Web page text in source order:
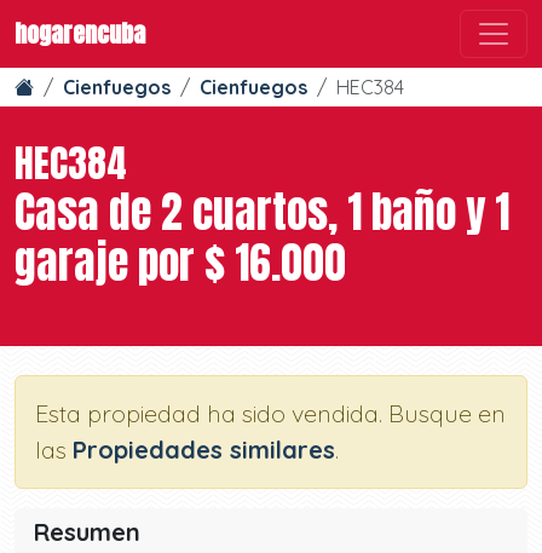
hogarencuba
Cienfuegos Cienfuegos HEC384
HEC384
Casa de 2 cuartos, 1 baño y 1
garaje por $ 16.000
Esta propiedad ha sido vendida. Busque en
las Propiedades similares.
Resumen